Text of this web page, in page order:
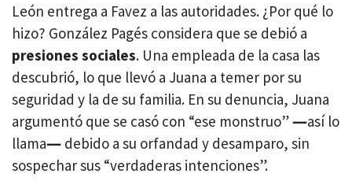
León entrega a Favez a las autoridades. ¿Por qué lo
hizo? González Pagés considera que se debió a
presiones sociales. Una empleada de la casa las
descubrió, lo que llevó a Juana a temer por su
seguridad y la de su familia. En su denuncia, Juana
argumentó que se casó con “ese monstruo”―así lo
llama― debido a su orfandad y desamparo, sin
sospechar sus “verdaderas intenciones”.